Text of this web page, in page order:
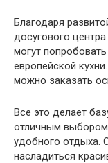
Благодаря
досугового
могут
европейской
можно заказать
Все это делает
отличным выбором
удобного отдыха.
насладиться